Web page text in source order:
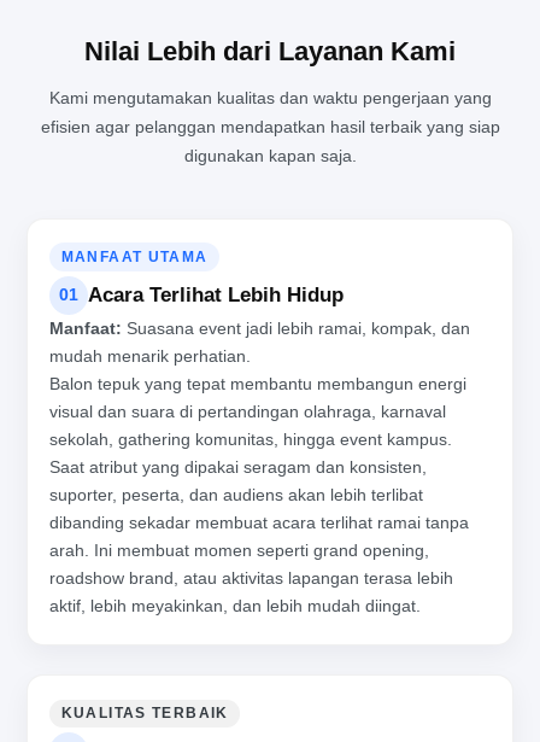
BALON TEPUK PROFESIONAL
Nilai Lebih dari Layanan Kami
Kami mengutamakan kualitas dan waktu pengerjaan yang
efisien agar pelanggan mendapatkan hasil terbaik yang siap
digunakan kapan saja.
MANFAAT UTAMA
01 Acara Terlihat Lebih Hidup
Manfaat: Suasana event jadi lebih ramai, kompak, dan
mudah menarik perhatian.
Balon tepuk yang tepat membantu membangun energi
visual dan suara di pertandingan olahraga, karnaval
sekolah, gathering komunitas, hingga event kampus.
Saat atribut yang dipakai seragam dan konsisten,
suporter, peserta, dan audiens akan lebih terlibat
dibanding sekadar membuat acara terlihat ramai tanpa
arah. Ini membuat momen seperti grand opening,
roadshow brand, atau aktivitas lapangan terasa lebih
aktif, lebih meyakinkan, dan lebih mudah diingat.
KUALITAS TERBAIK